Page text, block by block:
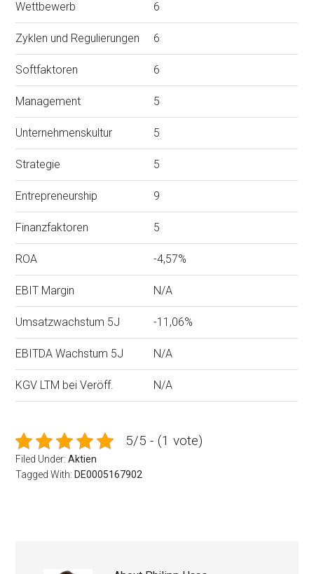
Wettbewerb 6
Zyklen und Regulierungen 6
Softfaktoren 6
Management 5
Unternehmenskultur 5
Strategie 5
Entrepreneurship 9
Finanzfaktoren 5
ROA -4,57%
EBIT Margin N/A
Umsatzwachstum 5J -11,06%
EBITDA Wachstum 5J N/A
KGV LTM bei Veröff. N/A
5/5 - (1 vote)
Filed Under:Aktien
Tagged With: DE0005167902